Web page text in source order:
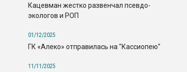
Кацевман жестко развенчал псевдо-
экологов и РОП
01/12/2025
ГК «Алеко» отправилась на "Кассиопею"
11/11/2025